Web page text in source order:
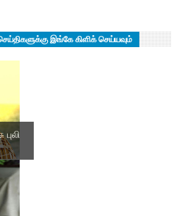
இங்கே கிளிக் செய்யவும்